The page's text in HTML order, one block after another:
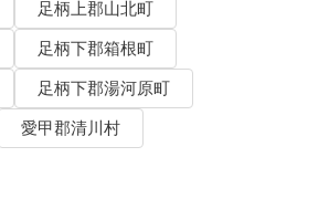
足柄上郡山北町
足柄下郡箱根町
足柄下郡湯河原町
愛甲郡清川村